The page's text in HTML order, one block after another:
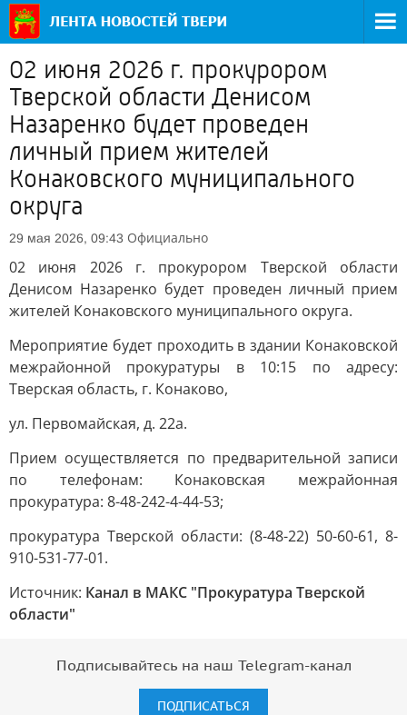
02 июня 2026 г. прокурором
Тверской области Денисом
Назаренко будет проведен
личный прием жителей
Конаковского муниципального
округа
29 мая 2026, 09:43 Официально
02 июня 2026 г. прокурором Тверской области
Денисом Назаренко будет проведен личный прием
жителей Конаковского муниципального округа.
Мероприятие будет проходить в здании Конаковской
межрайонной прокуратуры в 10:15 по адресу:
Тверская область, г. Конаково,
ул. Первомайская, д. 22а.
Прием осуществляется по предварительной записи
по телефонам: Конаковская межрайонная
прокуратура: 8-48-242-4-44-53;
прокуратура Тверской области: (8-48-22) 50-60-61, 8-
910-531-77-01.
Источник: Канал в МАКС "Прокуратура Тверской
области"
Подписывайтесь на наш Telegram-канал
ПОДПИСАТЬСЯ